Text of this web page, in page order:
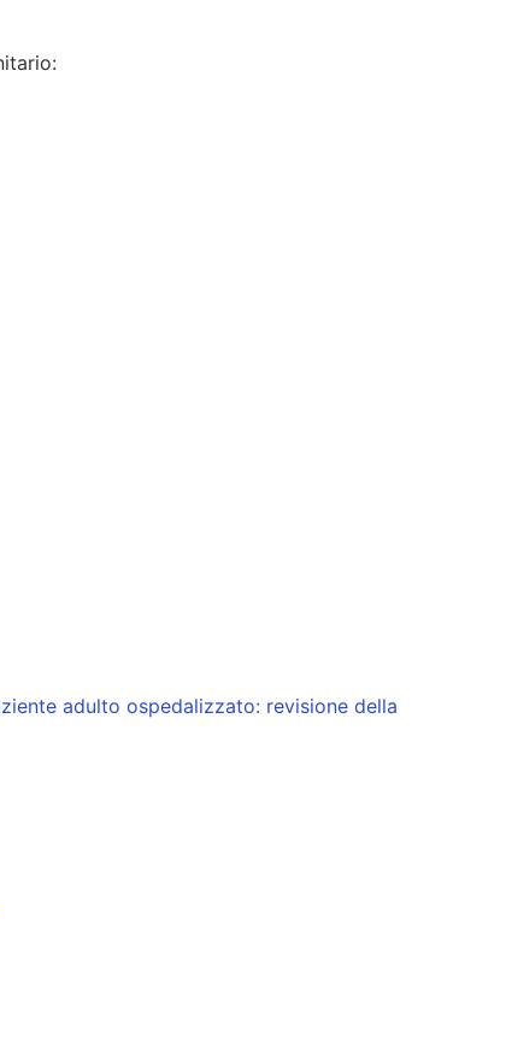
adulto ospedalizzato: revisione della